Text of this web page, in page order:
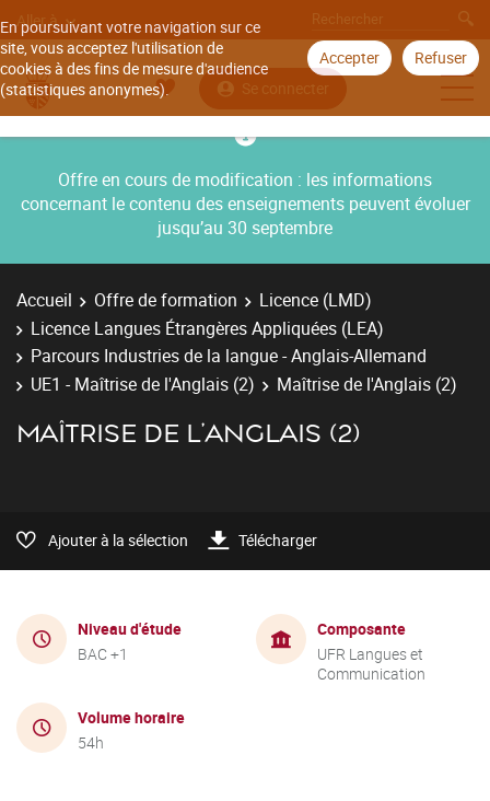
En poursuivant votre navigation sur ce
site, vous acceptez l'utilisation de
cookies à des fins de mesure d'audience
(statistiques anonymes).
Accepter Refuser
Aller à
Se connecter
Offre en cours de modification : les informations
concernant le contenu des enseignements peuvent évoluer
jusqu’au 30 septembre
Accueil Offre de formation
Licence (LMD)
Licence Langues Étrangères Appliquées (LEA)
Parcours Industries de la langue - Anglais-Allemand
UE1 - Maîtrise de l'Anglais (2)
Maîtrise de l'Anglais (2)
MAÎTRISE DE L'ANGLAIS (2)
Ajouter à la sélection Télécharger
Niveau d'étude
BAC +1
Composante
UFR Langues et
Communication
Volume horaire
54h